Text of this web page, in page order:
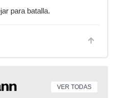
para batalla.
VER TODAS